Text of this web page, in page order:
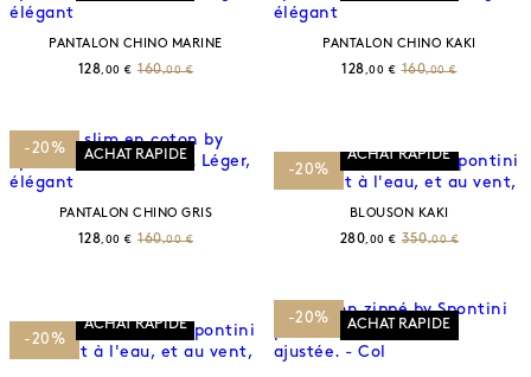
PANTALON CHINO MARINE
128,00 € 160,00 €
PANTALON CHINO KAKI
128 ,00 € 160,00 €
-20% ACHAT RAPIDE
PANTALON CHINO GRIS
128,00 € 160,00 €
-20%
ACHAT RAPIDE
BLOUSON KAKI
280,00 € 350,00 €
-20%
ACHAT RAPIDE -20% ACHAT RAPIDE